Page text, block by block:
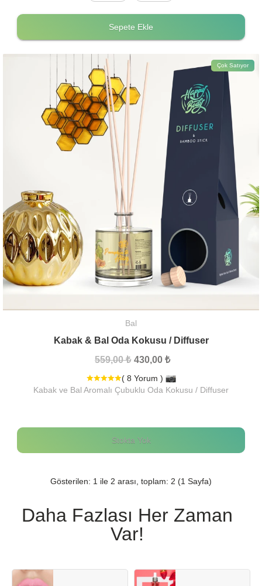
Sepete Ekle
Çok Satıyor
Bal
Kabak & Bal Oda Kokusu / Diffuser
559,00 ₺ 430,00 ₺
( 8 Yorum )
Kabak ve Bal Aromalı Çubuklu Oda Kokusu / Diffuser
Stokta Yok
Gösterilen: 1 ile 2 arası, toplam: 2 (1 Sayfa)
Daha Fazlası Her Zaman
Var!